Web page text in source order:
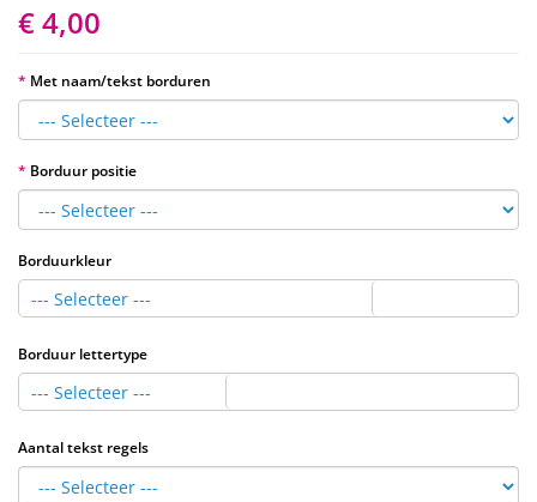
€ 4,00
Met naam/tekst borduren
Borduur positie
Borduurkleur
--- Selecteer ---
Borduur lettertype
--- Selecteer ---
Aantal tekst regels